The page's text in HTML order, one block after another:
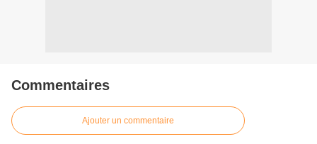
Commentaires
Ajouter un commentaire